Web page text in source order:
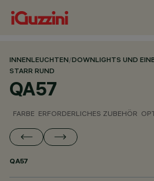
INNENLEUCHTEN/DOWNLIGHTS UND
STARR RUND
QA57
FARBE ERFORDERLICHES ZUBEHÖR
QA57